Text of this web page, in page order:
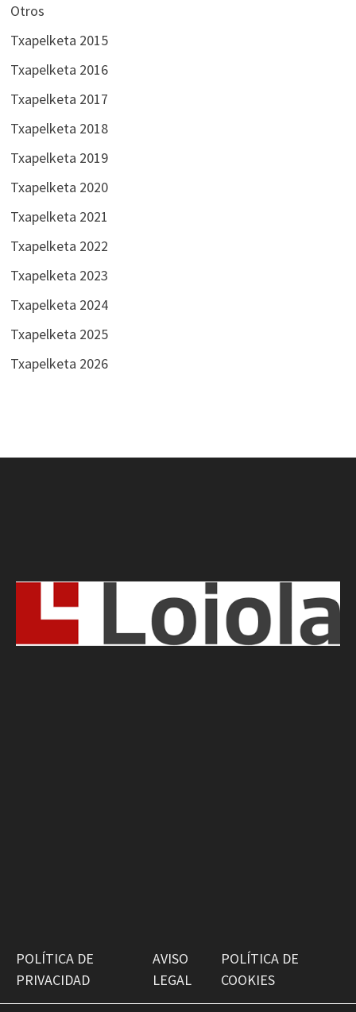
Otros
Txapelketa 2015
Txapelketa 2016
Txapelketa 2017
Txapelketa 2018
Txapelketa 2019
Txapelketa 2020
Txapelketa 2021
Txapelketa 2022
Txapelketa 2023
Txapelketa 2024
Txapelketa 2025
Txapelketa 2026
POLÍTICA DE
PRIVACIDAD
AVISO
LEGAL
POLÍTICA DE
COOKIES